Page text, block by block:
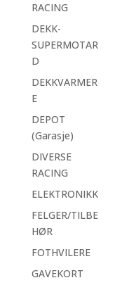
RACING
DEKK-
SUPERMOTAR
D
DEKKVARMER
E
DEPOT
(Garasje)
DIVERSE
RACING
ELEKTRONIKK
FELGER/TILBE
HØR
FOTHVILERE
GAVEKORT